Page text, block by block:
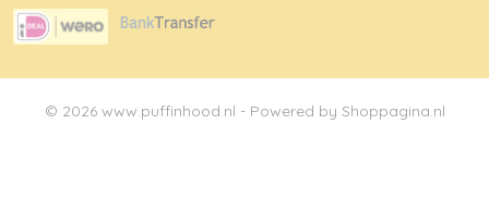
© 2026 www.puffinhood.nl - Powered by Shoppagina.nl